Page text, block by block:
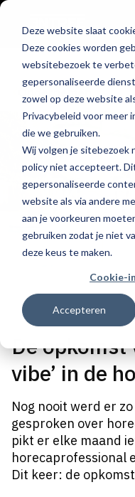
Deze website slaat
Deze cookies worden
websitebezoek te
gepersonaliseerde
zowel op deze website
Privacybeleid voor meer
die we gebruiken.
Wij volgen je sitebezoek
policy niet accepteert.
gepersonaliseerde
website als via andere
aan je voorkeuren
gebruiken zodat je niet
deze keus te maken.
Cookie-
Accepteren
Ondernemen
Tags:gijsbregt-brouwer
Gepubliceerd op: 20
De opkomst
vibe’ in de
Nog nooit werd er
gesproken over
pikt er elke maand
horecaprofessional
Dit keer: de